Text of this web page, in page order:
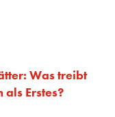
Was treibt
Erstes?